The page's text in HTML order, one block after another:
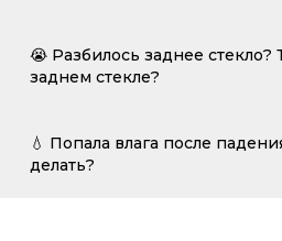
😭 Разбилось заднее
заднем стекле?
💧 Попала влага после
делать?